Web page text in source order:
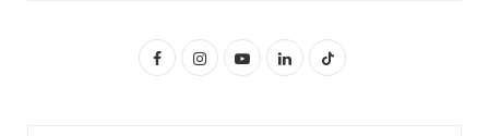
F
I
Y
L
T